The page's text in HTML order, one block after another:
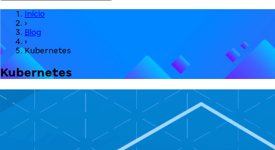
Início
›
Blog
›
Kubernetes
Kubernetes